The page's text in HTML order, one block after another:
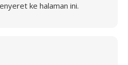
ke halaman ini.